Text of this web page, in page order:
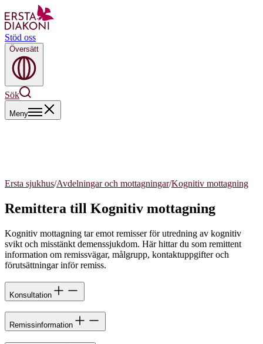
Stöd oss
Översätt
Sök
Meny
Ersta sjukhus/Avdelningar och mottagningar/Kognitiv mottagning
Remittera till Kognitiv mottagning
Kognitiv mottagning tar emot remisser för utredning av kognitiv
svikt och misstänkt demenssjukdom. Här hittar du som remittent
information om remissvägar, målgrupp, kontaktuppgifter och
förutsättningar inför remiss.
Konsultation
Remissinformation